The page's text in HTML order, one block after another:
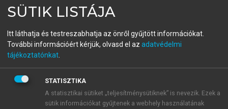
fiókoddal,vagy hozz létre új fiókot.
A regisztráció után apróbaidőszakautomatikusan
BELÉPÉS SAJÁT FIÓKKAL
SÜTIK LISTÁJA
Itt láthatja és testreszabhatja az önről gyűjtött információkat.
További információért kérjük, olvasd el az adatvédelmi
tájékoztatónkat
STATISZTIKA
A statisztikai sütiket „teljesítménysütiknek” is nevezik. Ezek a
sütik információkat gyűjtenek a webhely használatának